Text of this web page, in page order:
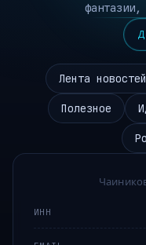
фантазии,
Лента новостей
Полезное
ИНН